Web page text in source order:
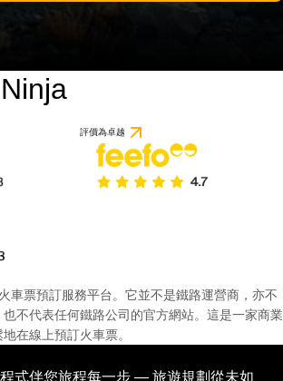
評價為卓越
車票預訂服務平台。它並不是鐵路運營商，亦不
不代表任何鐵路公司的官方網站。這是一家商業
在線上預訂火車票。
式伴您旅程每一步 — 旅遊規劃從未如